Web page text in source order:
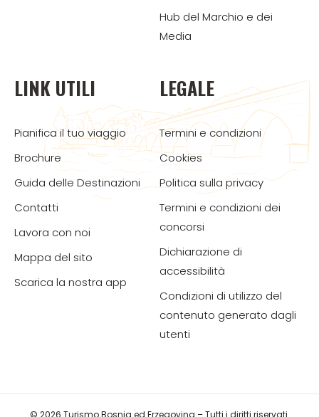
Hub del Marchio e dei
Media
LINK UTILI
Pianifica il tuo viaggio
Brochure
Guida delle Destinazioni
Contatti
Lavora con noi
Mappa del sito
Scarica la nostra app
LEGALE
Termini e condizioni
Cookies
Politica sulla privacy
Termini e condizioni dei
concorsi
Dichiarazione di
accessibilità
Condizioni di utilizzo del
contenuto generato dagli
utenti
© 2026 Turismo Bosnia ed Erzegovina – Tutti i diritti riservati.